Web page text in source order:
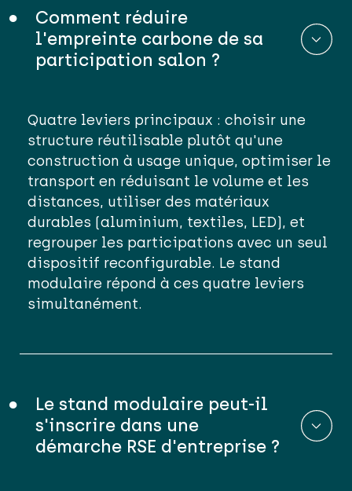
Comment réduire
l'empreinte carbone de sa
participation salon ?
Quatre leviers principaux : choisir une
structure réutilisable plutôt qu'une
construction à usage unique, optimiser le
transport en réduisant le volume et les
distances, utiliser des matériaux
durables (aluminium, textiles, LED), et
regrouper les participations avec un seul
dispositif reconfigurable. Le stand
modulaire répond à ces quatre leviers
simultanément.
Le stand modulaire peut-il
s'inscrire dans une
démarche RSE d'entreprise ?